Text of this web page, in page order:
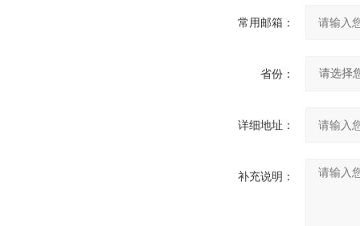
常用邮箱：
省份：
详细地址：
补充说明：